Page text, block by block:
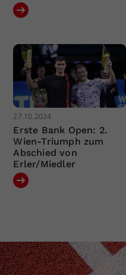
27.10.2024
Erste Bank Open: 2.
Wien-Triumph zum
Abschied von
Erler/Miedler